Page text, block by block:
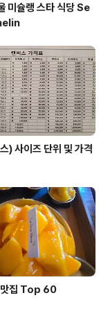
미슐랭 스타 식당 Se
) 사이즈 단위 및 가격
맛집 Top 60